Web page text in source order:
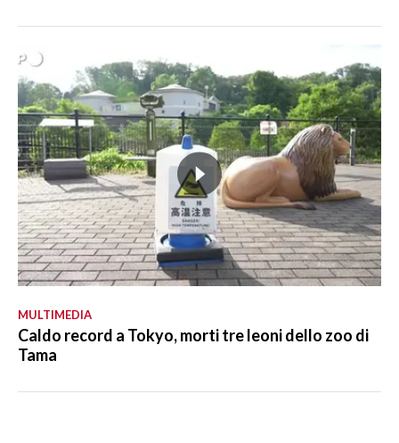
MULTIMEDIA
Caldo record a Tokyo, morti tre leoni dello zoo di
Tama